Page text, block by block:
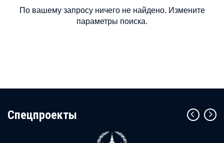
По вашему запросу ничего не найдено. Измените
параметры поиска.
Cпецпроекты